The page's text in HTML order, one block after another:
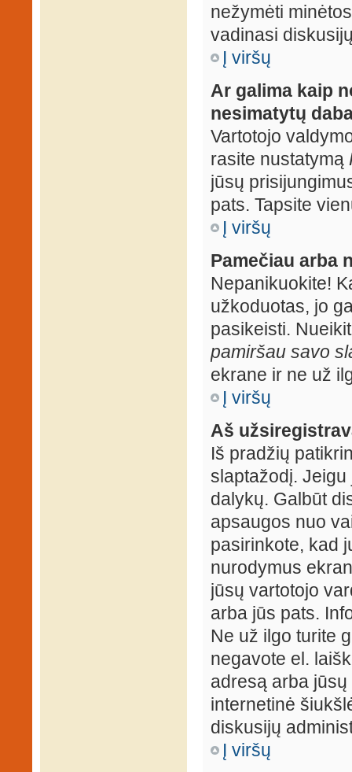
nežymėti
vadinasi
Į viršų
Ar galima kaip
nesimatytų
Vartotojo
rasite nustatymą
jūsų
pats. Tapsite
Į viršų
Pamečiau arba
Nepanikuokite!
užkoduotas, jo
pasikeisti.
pamiršau savo
ekrane ir ne už
Į viršų
Aš
Iš pradžių
slaptažodį.
dalykų. Galbūt
apsaugos nuo
pasirinkote, kad
nurodymus
jūsų vartotojo
arba jūs pats.
Ne už ilgo turite
negavote el.
adresą arba
internetinė
diskusijų
Į viršų